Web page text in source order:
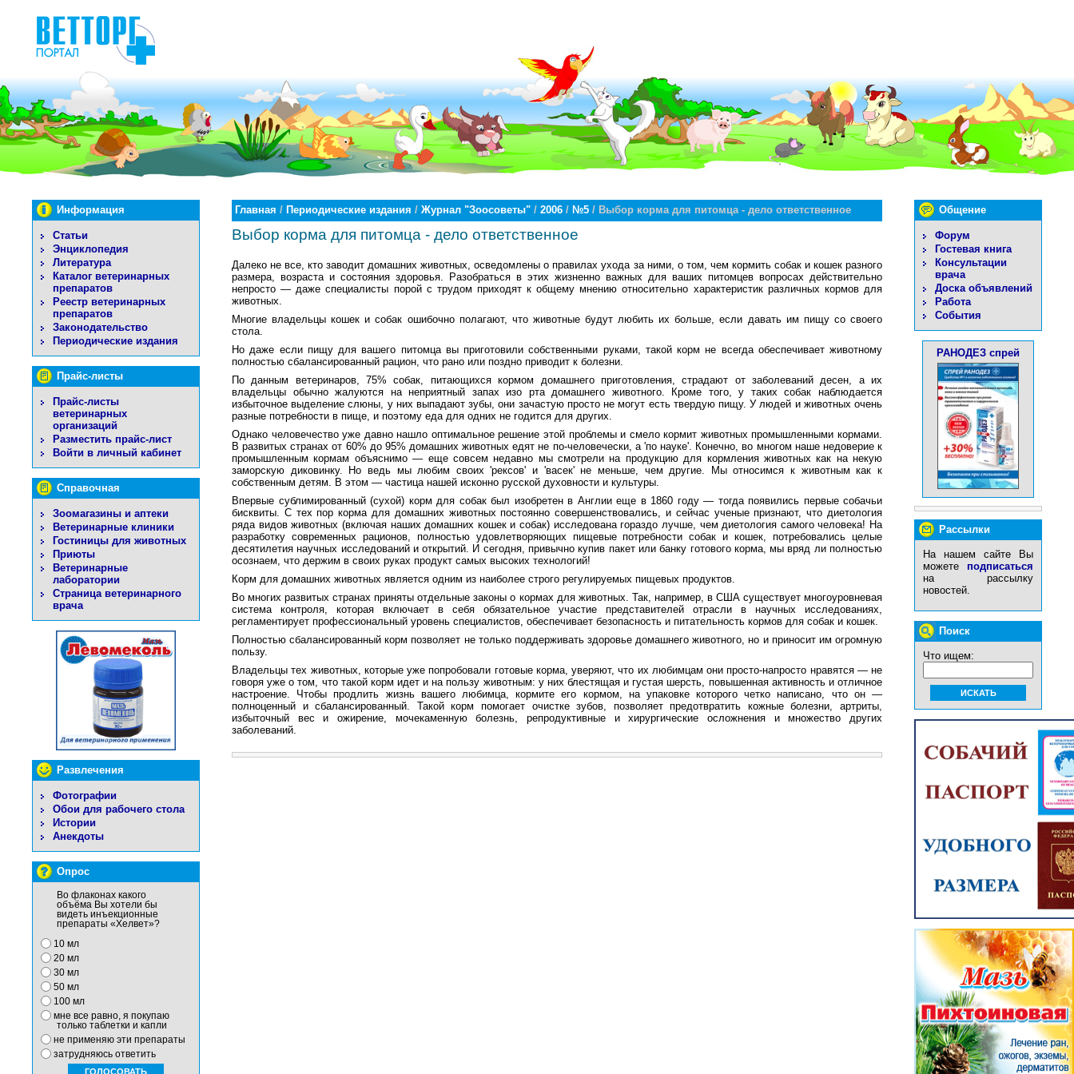
Информация
Статьи
Энциклопедия
Литература
Каталог ветеринарных
препаратов
Реестр ветеринарных
препаратов
Законодательство
Периодические издания
Прайс-листы
Прайс-листы
ветеринарных
организаций
Разместить прайс-лист
Войти в личный кабинет
Справочная
Зоомагазины и аптеки
Ветеринарные клиники
Гостиницы для животных
Приюты
Ветеринарные
лаборатории
Страница ветеринарного
врача
Развлечения
Фотографии
Обои для рабочего стола
Истории
Анекдоты
Опрос
Во флаконах какого
объёма Вы хотели бы
видеть инъекционные
препараты «Хелвет»?
10 мл
20 мл
30 мл
50 мл
100 мл
мне все равно, я покупаю
только таблетки и капли
не применяю эти препараты
затрудняюсь ответить
Общение
Форум
Гостевая книга
Консультации
врача
Доска объявлений
Работа
События
РАНОДЕЗ спрей
Рассылки
На нашем сайте Вы
можете подписаться
на рассылку
новостей.
Поиск
Что ищем:
Главная / Периодические издания / Журнал "Зоосоветы" / 2006 / №5 / Выбор корма для питомца - дело ответственное
Выбор корма для питомца - дело ответственное
Далеко не все, кто заводит домашних животных, осведомлены о правилах ухода за ними, о том, чем кормить собак и кошек разного
размера, возраста и состояния здоровья. Разобраться в этих жизненно важных для ваших питомцев вопросах действительно
непросто — даже специалисты порой с трудом приходят к общему мнению относительно характеристик различных кормов для
животных.
Многие владельцы кошек и собак ошибочно полагают, что животные будут любить их больше, если давать им пищу со своего
стола.
Но даже если пищу для вашего питомца вы приготовили собственными руками, такой корм не всегда обеспечивает животному
полностью сбалансированный рацион, что рано или поздно приводит к болезни.
По данным ветеринаров, 75% собак, питающихся кормом домашнего приготовления, страдают от заболеваний десен, а их
владельцы обычно жалуются на неприятный запах изо рта домашнего животного. Кроме того, у таких собак наблюдается
избыточное выделение слюны, у них выпадают зубы, они зачастую просто не могут есть твердую пищу. У людей и животных очень
разные потребности в пище, и поэтому еда для одних не годится для других.
Однако человечество уже давно нашло оптимальное решение этой проблемы и смело кормит животных промышленными кормами.
В развитых странах от 60% до 95% домашних животных едят не по-человечески, а 'по науке'. Конечно, во многом наше недоверие к
промышленным кормам объяснимо — еще совсем недавно мы смотрели на продукцию для кормления животных как на некую
заморскую диковинку. Но ведь мы любим своих 'рексов' и 'васек' не меньше, чем другие. Мы относимся к животным как к
собственным детям. В этом — частица нашей исконно русской духовности и культуры.
Впервые сублимированный (сухой) корм для собак был изобретен в Англии еще в 1860 году — тогда появились первые собачьи
бисквиты. С тех пор корма для домашних животных постоянно совершенствовались, и сейчас ученые признают, что диетология
ряда видов животных (включая наших домашних кошек и собак) исследована гораздо лучше, чем диетология самого человека! На
разработку современных рационов, полностью удовлетворяющих пищевые потребности собак и кошек, потребовались целые
десятилетия научных исследований и открытий. И сегодня, привычно купив пакет или банку готового корма, мы вряд ли полностью
осознаем, что держим в своих руках продукт самых высоких технологий!
Корм для домашних животных является одним из наиболее строго регулируемых пищевых продуктов.
Во многих развитых странах приняты отдельные законы о кормах для животных. Так, например, в США существует многоуровневая
система контроля, которая включает в себя обязательное участие представителей отрасли в научных исследованиях,
регламентирует профессиональный уровень специалистов, обеспечивает безопасность и питательность кормов для собак и кошек.
Полностью сбалансированный корм позволяет не только поддерживать здоровье домашнего животного, но и приносит им огромную
пользу.
Владельцы тех животных, которые уже попробовали готовые корма, уверяют, что их любимцам они просто-напросто нравятся — не
говоря уже о том, что такой корм идет и на пользу животным: у них блестящая и густая шерсть, повышенная активность и отличное
настроение. Чтобы продлить жизнь вашего любимца, кормите его кормом, на упаковке которого четко написано, что он —
полноценный и сбалансированный. Такой корм помогает очистке зубов, позволяет предотвратить кожные болезни, артриты,
избыточный вес и ожирение, мочекаменную болезнь, репродуктивные и хирургические осложнения и множество других
заболеваний.